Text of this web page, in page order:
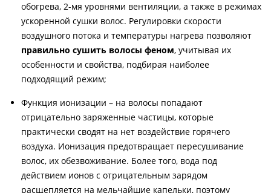
обогрева, 2-мя уровнями вентиляции, а также в режимах
ускоренной сушки волос. Регулировки скорости
воздушного потока и температуры нагрева позволяют
правильно сушить волосы феном, учитывая их
особенности и свойства, подбирая наиболее
подходящий режим;
Функция ионизации – на волосы попадают
отрицательно заряженные частицы, которые
практически сводят на нет воздействие горячего
воздуха. Ионизация предотвращает пересушивание
волос, их обезвоживание. Более того, вода под
действием ионов с отрицательным зарядом
расщепляется на мельчайшие капельки, поэтому